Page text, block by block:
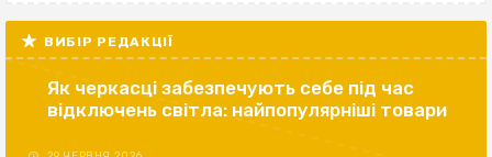
ВИБІР РЕДАКЦІЇ
Як черкасці забезпечують себе під час
відключень світла: найпопулярніші товари